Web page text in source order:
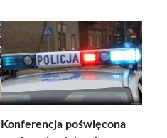
Konferencja poświęcona